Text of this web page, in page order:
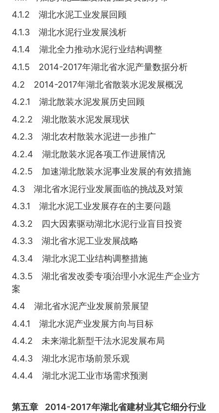
4.1.2 湖北水泥工业发展回顾
4.1.3 湖北水泥行业发展浅析
4.1.4 湖北全力推动水泥行业结构调整
4.1.5 2014-2017年湖北省水泥产量数据分析
4.2 2014-2017年湖北省散装水泥发展概况
4.2.1 湖北散装水泥发展历史回顾
4.2.2 湖北散装水泥发展现状
4.2.3 湖北农村散装水泥进一步推广
4.2.4 湖北散装水泥各项工作进展情况
4.2.5 加速湖北散装水泥事业发展的有效措施
4.3 湖北省水泥行业发展面临的挑战及对策
4.3.1 湖北水泥工业发展存在的主要问题
4.3.2 四大因素驱动湖北水泥行业盲目投资
4.3.3 湖北省水泥工业发展战略
4.3.4 湖北水泥工业结构调整措施
4.3.5 湖北省发改委专项治理小水泥生产企业方
案
4.4 湖北省水泥产业发展前景展望
4.4.1 湖北水泥产业发展方向与目标
4.4.2 未来湖北新型干法水泥发展布局
4.4.3 湖北水泥市场前景乐观
4.4.4 湖北水泥工业市场需求预测
第五章
2014-2017年湖北省建材业其它细分行业